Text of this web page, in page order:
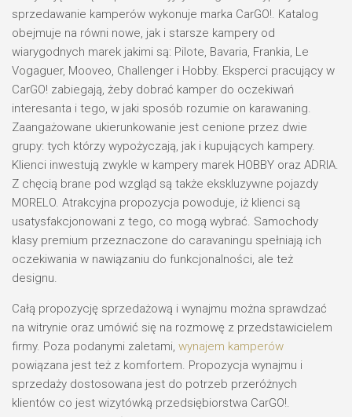
sprzedawanie kamperów wykonuje marka CarGO!. Katalog
obejmuje na równi nowe, jak i starsze kampery od
wiarygodnych marek jakimi są: Pilote, Bavaria, Frankia, Le
Vogaguer, Mooveo, Challenger i Hobby. Eksperci pracujący w
CarGO! zabiegają, żeby dobrać kamper do oczekiwań
interesanta i tego, w jaki sposób rozumie on karawaning.
Zaangażowane ukierunkowanie jest cenione przez dwie
grupy: tych którzy wypożyczają, jak i kupujących kampery.
Klienci inwestują zwykle w kampery marek HOBBY oraz ADRIA.
Z chęcią brane pod wzgląd są także ekskluzywne pojazdy
MORELO. Atrakcyjna propozycja powoduje, iż klienci są
usatysfakcjonowani z tego, co mogą wybrać. Samochody
klasy premium przeznaczone do caravaningu spełniają ich
oczekiwania w nawiązaniu do funkcjonalności, ale też
designu.
Całą propozycję sprzedażową i wynajmu można sprawdzać
na witrynie oraz umówić się na rozmowę z przedstawicielem
firmy. Poza podanymi zaletami, wynajem kamperów
powiązana jest też z komfortem. Propozycja wynajmu i
sprzedaży dostosowana jest do potrzeb przeróżnych
klientów co jest wizytówką przedsiębiorstwa CarGO!.